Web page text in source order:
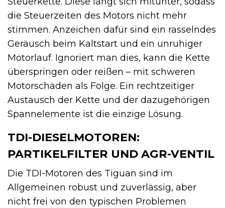
die Steuerzeiten des Motors nicht mehr
stimmen. Anzeichen dafür sind ein rasselndes
Geräusch beim Kaltstart und ein unruhiger
Motorlauf. Ignoriert man dies, kann die Kette
überspringen oder reißen – mit schweren
Motorschäden als Folge. Ein rechtzeitiger
Austausch der Kette und der dazugehörigen
Spannelemente ist die einzige Lösung.
TDI-DIESELMOTOREN:
PARTIKELFILTER UND AGR-VENTIL
Die TDI-Motoren des Tiguan sind im
Allgemeinen robust und zuverlässig, aber
nicht frei von den typischen Problemen